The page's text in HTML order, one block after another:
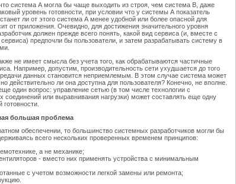
система А могла бы чаще выходить из строя, чем система В, даже
уровень готовности, при условии что у системы А показатель
ли от этого система А менее удобной или более опасной для
от приложения. Очевидно, для достижения значительного уровня
должен прежде всего понять, какой вид сервиса (и, вместе с
сервиса) предпочли бы пользователи, и затем разрабатывать систему в
не имеет смысла без учета того, как обрабатываются частичные
Например, допустим, производительность сети ухудшается до того
данных становится неприемлемым. В этом случае система может
действительно ли она доступна для пользователя? Конечно, не вполне.
один вопрос: управление сетью (в том числе технологии с
или выравнивания нагрузки) может составлять еще одну
большая проблема
обеспечении, то большинство системных разработчиков могли бы
всего нескольких проверенных временем принципов:
а не механике;
- вместо них применять устройства с минимальным
с учетом возможности легкой замены или ремонта;